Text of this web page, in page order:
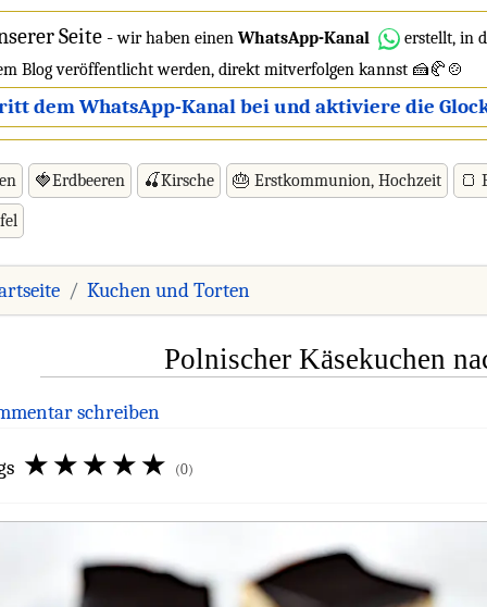
Seite -wir haben einen WhatsApp-Kanal
erstellt, in
Blog veröffentlicht werden, direkt mitverfolgen kannst 🍰🥐🍲
dem WhatsApp-Kanal bei und aktiviere die
🍓Erdbeeren 🍒Kirsche 🎂 Erstkommunion, Hochzeit 🍞
Kuchen und Torten
Polnischer Käsekuchen
schreiben
(0)